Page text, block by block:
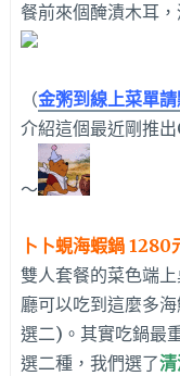
餐前來個醃漬木耳
（金粥到線上菜單
介紹這個最近剛推
～
卜卜蜆海蝦鍋
雙人套餐的菜色端
廳可以吃到這麼多
選二)。其實吃鍋最
選二種，我們選了